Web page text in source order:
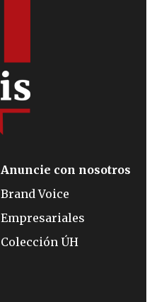
Anuncie con nosotros
Brand Voice
Empresariales
Colección ÚH